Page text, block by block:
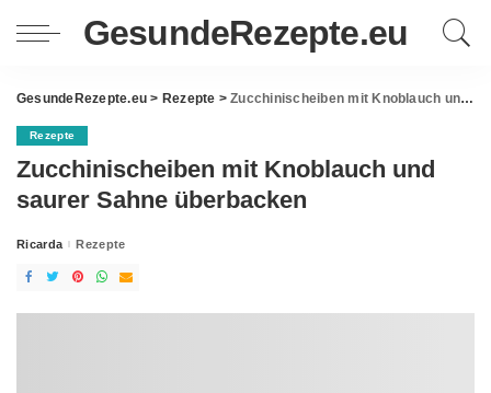
GesundeRezepte.eu
GesundeRezepte.eu > Rezepte >Zucchinischeiben mit Knoblauch und saurer Sahne überbacken
Rezepte
Zucchinischeiben mit Knoblauch und
saurer Sahne überbacken
Posted
Ricarda Rezepte